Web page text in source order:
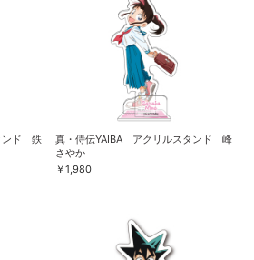
ンド 鉄
真・侍伝YAIBA アクリルスタンド 峰
さやか
￥1,980